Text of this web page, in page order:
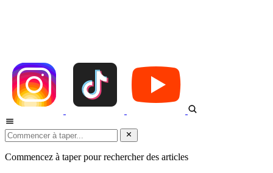
Commencez à taper pour rechercher des articles